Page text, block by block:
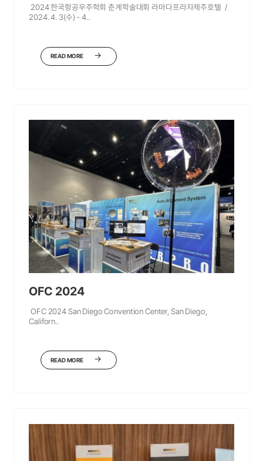
2024 한국항공우주학회 춘계학술대회 라마다프라자제주호텔 /
2024. 4. 3(수) - 4..
READ MORE
OFC 2024
OFC 2024 San Diego Convention Center, San Diego,
Californ..
READ MORE